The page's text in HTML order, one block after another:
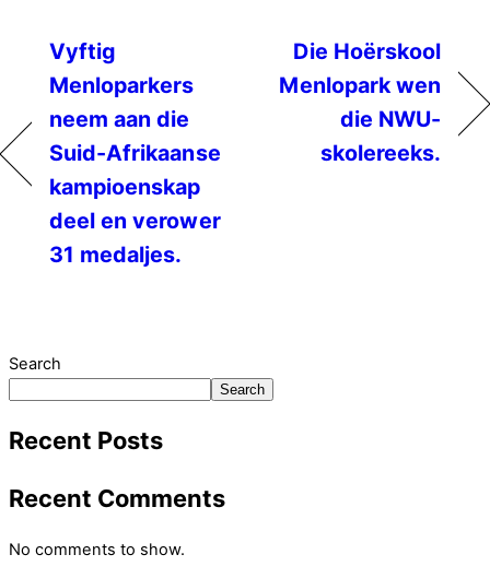
Vyftig
Menloparkers
neem aan die
Suid-Afrikaanse
kampioenskap
deel en verower
31 medaljes.
Die Hoërskool
Menlopark wen
die NWU-
skolereeks.
Search
Search
Recent Posts
Recent Comments
No comments to show.